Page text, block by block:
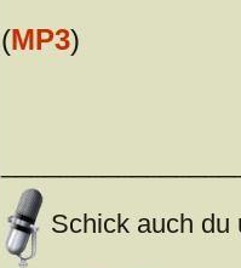
(MP3)
Schick auch